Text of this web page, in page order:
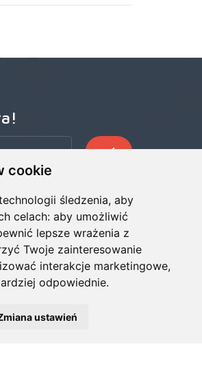
cookie
śledzenia, aby
celach: aby umożliwić
lepsze wrażenia z
Twoje zainteresowanie
interakcje marketingowe,
odpowiednie.
ustawień
wczesne oferty